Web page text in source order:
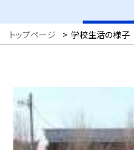
トップページ > 学校生活の様子